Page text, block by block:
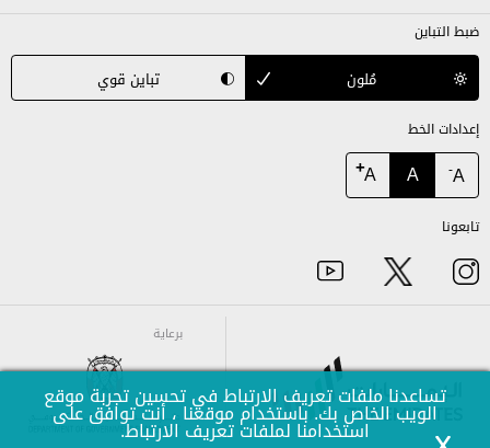
ضبط التباين
مُلون تباين قوي
إعدادات الخط
A
-
A
A
+
تابعونا
برعاية
برعاية
تساعدنا ملفات تعريف الارتباط في تحسين تجربة موقع
الويب الخاص بك. باستخدام موقعنا ، أنت توافق على
استخدامنا لملفات تعريف الارتباط.